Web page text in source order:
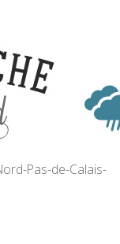
Pas-de-Calais-